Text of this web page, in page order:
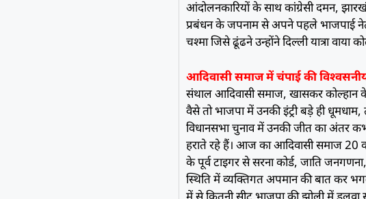
आंदोलनकारियों के साथ कांग्रेसी दमन,
प्रबंधन के जपनाम से अपने पहले भाजपाई
चश्मा जिसे ढूंढने उन्होंने दिल्ली यात्रा वाया
आदिवासी समाज में चंपाई की
संथाल आदिवासी समाज, खासकर कोल्हान के
वैसे तो भाजपा में उनकी इंट्री बड़े ही
विधानसभा चुनाव में उनकी जीत का अंतर कभी
हराते रहे हैं। आज का आदिवासी समाज 20
के पूर्व टाइगर से सरना कोर्ड, जाति
स्थिति में व्यक्तिगत अपमान की बात कर
में से कितनी सीट भाजपा की झोली में